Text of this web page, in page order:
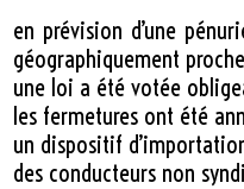
en prévision d’une
géographiquement
une loi a été votée
les fermetures ont été
un dispositif
des conducteurs non